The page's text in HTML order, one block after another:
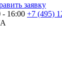
заявку
16:00 +7 (495)